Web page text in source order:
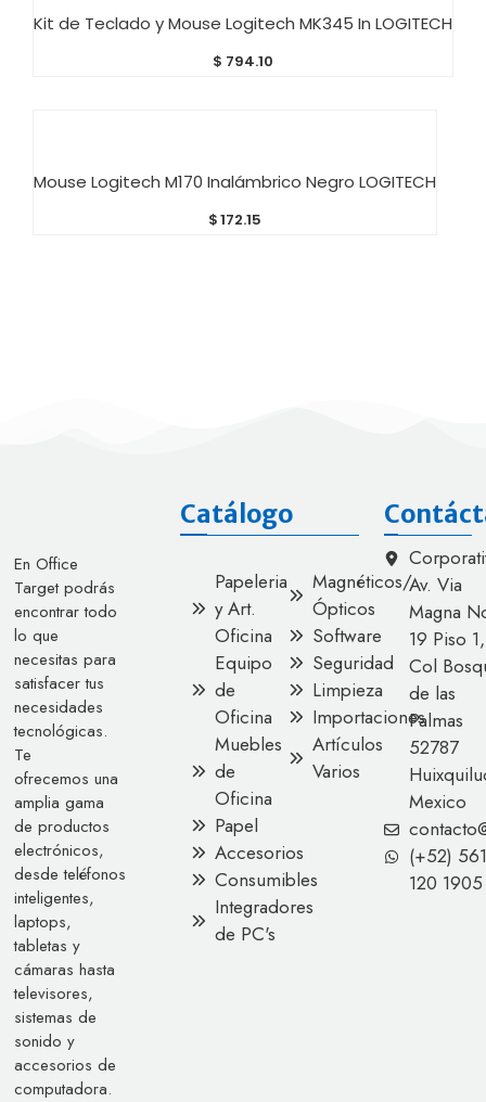
Kit de Teclado y Mouse Logitech MK345 In LOGITECH
$ 794.10
Mouse Logitech M170 Inalámbrico Negro LOGITECH
$172.15
En Office
Target podrás
encontrar todo
lo que
necesitas para
satisfacer tus
necesidades
tecnológicas.
Te
ofrecemos una
amplia gama
de productos
electrónicos,
desde teléfonos
inteligentes,
laptops,
tabletas y
cámaras hasta
televisores,
sistemas de
sonido y
accesorios de
computadora.
Catálogo
Papeleria
y Art.
Oficina
Equipo
de
Oficina
Muebles
de
Oficina
Papel
Accesorios
Consumibles
Integradores
de PC's
Magnéticos/
Ópticos
Software
Seguridad
Limpieza
Importaciones
Artículos
Varios
Av. Via
Magna
19 Piso 1,
Col
de las
Palmas
52787
Mexico
(+52) 561
120 1905